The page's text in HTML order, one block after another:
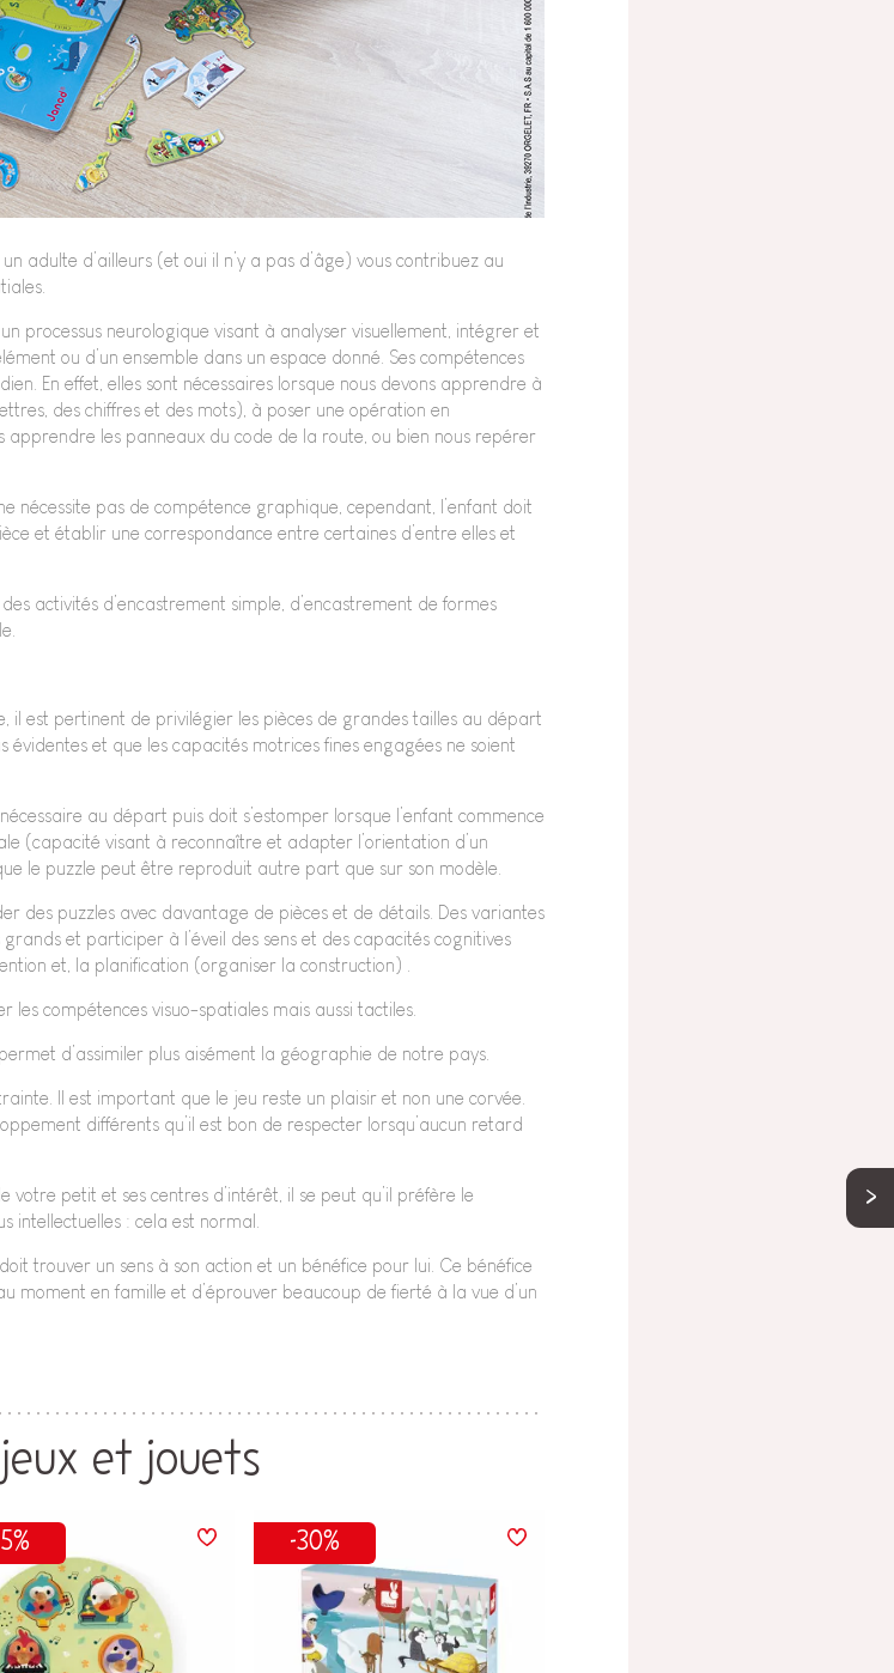
adulte d’ailleurs (et oui il n’y a pas d’âge) vous contribuez au
processus neurologique visant à analyser visuellement, intégrer et
ou d’un ensemble dans un espace donné. Ses compétences
En effet, elles sont nécessaires lorsque nous devons apprendre à
des chiffres et des mots), à poser une opération en
apprendre les panneaux du code de la route, ou bien nous repérer
nécessite pas de compétence graphique, cependant, l’enfant doit
et établir une correspondance entre certaines d’entre elles et
activités d’encastrement simple, d’encastrement de formes
il est pertinent de privilégier les pièces de grandes tailles au départ
évidentes et que les capacités motrices fines engagées ne soient
au départ puis doit s’estomper lorsque l’enfant commence
(capacité visant à reconnaître et adapter l’orientation d’un
le puzzle peut être reproduit autre part que sur son modèle.
des puzzles avec davantage de pièces et de détails. Des variantes
et participer à l’éveil des sens et des capacités cognitives
et, la planification (organiser la construction) .
les compétences visuo-spatiales mais aussi tactiles.
, permet d’assimiler plus aisément la géographie de notre pays.
Il est important que le jeu reste un plaisir et non une corvée.
différents qu’il est bon de respecter lorsqu’aucun retard
votre petit et ses centres d’intérêt, il se peut qu’il préfère le
intellectuelles : cela est normal.
trouver un sens à son action et un bénéfice pour lui. Ce bénéfice
moment en famille et d’éprouver beaucoup de fierté à la vue d’un
et jouets
-30%